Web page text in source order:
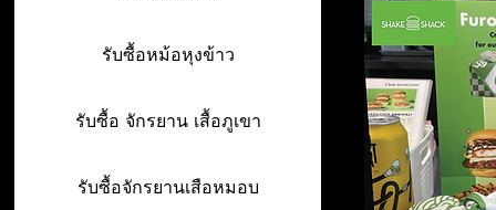
รับซื้อหม้อหุงข้าว
รับซื้อ จักรยาน เสื้อภูเขา
รับซื้อจักรยานเสือหมอบ